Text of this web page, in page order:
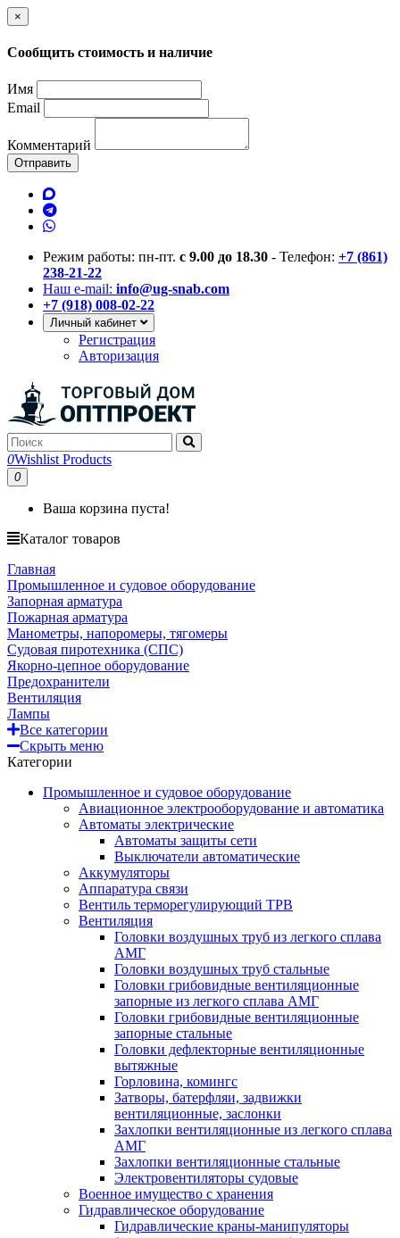
×
Сообщить стоимость и наличие
Имя
Email
Комментарий
Отправить
Режим работы: пн-пт. с 9.00 до 18.30 - Телефон: +7 (861)
238-21-22
Наш e-mail: info@ug-snab.com
+7 (918) 008-02-22
Личный кабинет
Регистрация
Авторизация
0Wishlist Products
0
Ваша корзина пуста!
Каталог товаров
Главная
Промышленное и судовое оборудование
Запорная арматура
Пожарная арматура
Манометры, напоромеры, тягомеры
Судовая пиротехника (СПС)
Якорно-цепное оборудование
Предохранители
Вентиляция
Лампы
Все категории
Скрыть меню
Категории
Промышленное и судовое оборудование
Авиационное электрооборудование и автоматика
Автоматы электрические
Автоматы защиты сети
Выключатели автоматические
Аккумуляторы
Аппаратура связи
Вентиль терморегулирующий ТРВ
Вентиляция
Головки воздушных труб из легкого сплава
АМГ
Головки воздушных труб стальные
Головки грибовидные вентиляционные
запорные из легкого сплава АМГ
Головки грибовидные вентиляционные
запорные стальные
Головки дефлекторные вентиляционные
вытяжные
Горловина, комингс
Затворы, батерфляи, задвижки
вентиляционные, заслонки
Захлопки вентиляционные из легкого сплава
АМГ
Захлопки вентиляционные стальные
Электровентиляторы судовые
Военное имущество с хранения
Гидравлическое оборудование
Гидравлические краны-манипуляторы